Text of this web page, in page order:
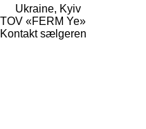
Ukraine, Kyiv
TOV «FERM Ye»
Kontakt sælgeren